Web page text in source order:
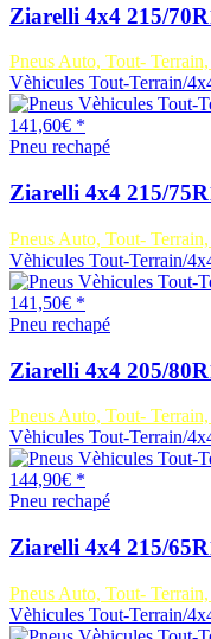
Ziarelli 4x4 215/
Pneus Auto, Tout-
Vèhicules Tout-Terrain/
141,60€ *
Pneu rechapé
Ziarelli 4x4 215/
Pneus Auto, Tout-
Vèhicules Tout-Terrain/
141,50€ *
Pneu rechapé
Ziarelli 4x4 205/
Pneus Auto, Tout-
Vèhicules Tout-Terrain/
144,90€ *
Pneu rechapé
Ziarelli 4x4 215/
Pneus Auto, Tout-
Vèhicules Tout-Terrain/